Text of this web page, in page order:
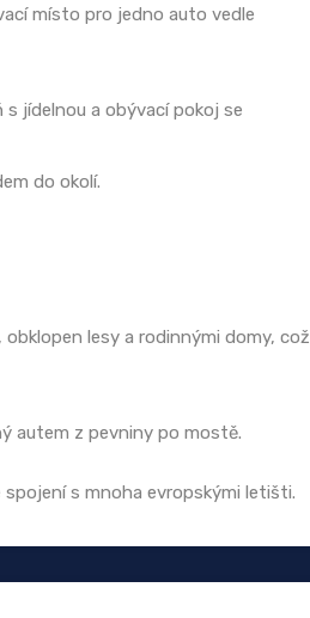
místo pro jedno auto vedle
jídelnou a obývací pokoj se
do okolí.
lesy a rodinnými domy, což
autem z pevniny po mostě.
s mnoha evropskými letišti.